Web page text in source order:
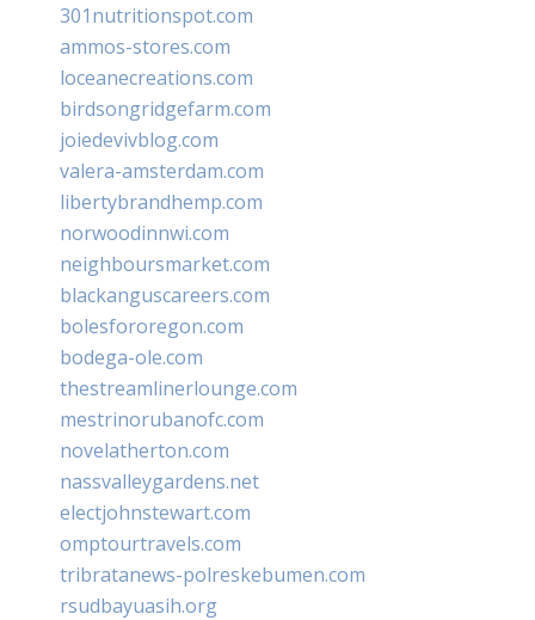
301nutritionspot.com
ammos-stores.com
loceanecreations.com
birdsongridgefarm.com
joiedevivblog.com
valera-amsterdam.com
libertybrandhemp.com
norwoodinnwi.com
neighboursmarket.com
blackanguscareers.com
bolesfororegon.com
bodega-ole.com
thestreamlinerlounge.com
mestrinorubanofc.com
novelatherton.com
nassvalleygardens.net
electjohnstewart.com
omptourtravels.com
tribratanews-polreskebumen.com
rsudbayuasih.org